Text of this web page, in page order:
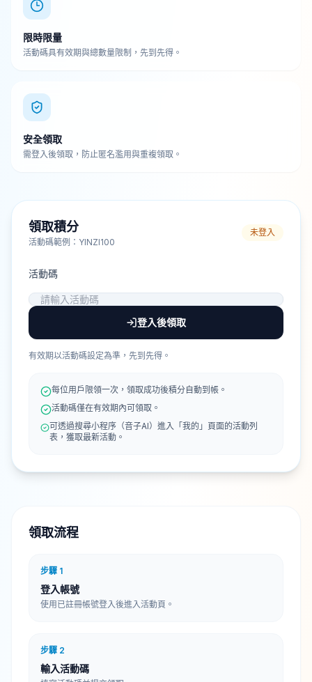
限時限量
活動碼具有效期與總數量限制，先到先得。
安全領取
需登入後領取，防止匿名濫用與重複領取。
領取積分
活動碼範例：YINZI100
未登入
活動碼
登入後領取
有效期以活動碼設定為準，先到先得。
每位用戶限領一次，領取成功後積分自動到帳。
活動碼僅在有效期內可領取。
可透過搜尋小程序（音子AI）進入「我的」頁面的活動列
表，獲取最新活動。
領取流程
步驟 1
登入帳號
使用已註冊帳號登入後進入活動頁。
步驟 2
輸入活動碼